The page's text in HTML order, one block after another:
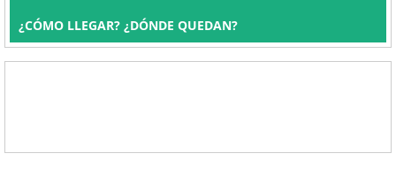
¿CÓMO LLEGAR? ¿DÓNDE QUEDAN?